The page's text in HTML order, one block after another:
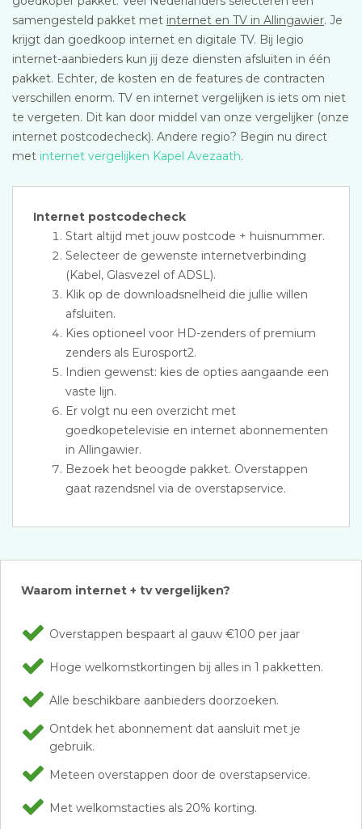
samengesteld pakket met internet en TV in Allingawier. Je
krijgt dan goedkoop internet en digitale TV. Bij legio
internet-aanbieders kun jij deze diensten afsluiten in één
pakket. Echter, de kosten en de features de contracten
verschillen enorm. TV en internet vergelijken is iets om niet
te vergeten. Dit kan door middel van onze vergelijker (onze
internet postcodecheck). Andere regio? Begin nu direct
met internet vergelijken Kapel Avezaath.
Internet postcodecheck
Start altijd met jouw postcode + huisnummer.
Selecteer de gewenste internetverbinding
(Kabel, Glasvezel of ADSL).
Klik op de downloadsnelheid die jullie willen
afsluiten.
Kies optioneel voor HD-zenders of premium
zenders als Eurosport2.
Indien gewenst: kies de opties aangaande een
vaste lijn.
Er volgt nu een overzicht met
goedkopetelevisie en internet abonnementen
in Allingawier.
Bezoek het beoogde pakket. Overstappen
gaat razendsnel via de overstapservice.
Waarom internet + tv vergelijken?
Overstappen bespaart al gauw €100 per jaar
Hoge welkomstkortingen bij alles in 1 pakketten.
Alle beschikbare aanbieders doorzoeken.
Ontdek het abonnement dat aansluit met je
gebruik.
Meteen overstappen door de overstapservice.
Met welkomstacties als 20% korting.